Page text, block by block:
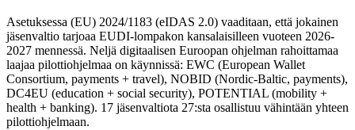
Asetuksessa (EU) 2024/1183 (eIDAS 2.0) vaaditaan, että jokainen
jäsenvaltio tarjoaa EUDI-lompakon kansalaisilleen vuoteen 2026-
2027 mennessä. Neljä digitaalisen Euroopan ohjelman rahoittamaa
laajaa pilottiohjelmaa on käynnissä: EWC (European Wallet
Consortium, payments + travel), NOBID (Nordic-Baltic, payments),
DC4EU (education + social security), POTENTIAL (mobility +
health + banking). 17 jäsenvaltiota 27:sta osallistuu vähintään yhteen
pilottiohjelmaan.